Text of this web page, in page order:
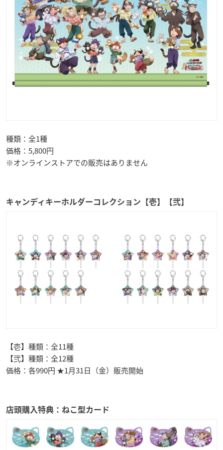
種類：全1種
価格：5,800円
※オンラインストアでの販売はありません
キャンディキーホルダーコレクション【壱】【弐】
【壱】種類：全11種
【弐】種類：全12種
価格：各990円 ★1月31日（金）販売開始
店頭購入特典：ねこ型カード